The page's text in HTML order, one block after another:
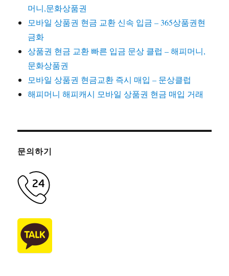
머니,문화상품권
모바일 상품권 현금 교환 신속 입금 – 365상품권현
금화
상품권 현금 교환 빠른 입금 문상 클럽 – 해피머니,
문화상품권
모바일 상품권 현금교환 즉시 매입 – 문상클럽
해피머니 해피캐시 모바일 상품권 현금 매입 거래
문의하기